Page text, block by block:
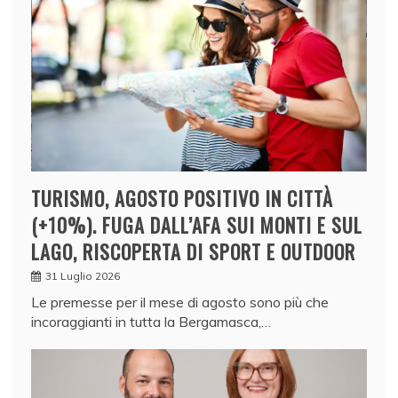
TURISMO, AGOSTO POSITIVO IN CITTÀ
(+10%). FUGA DALL’AFA SUI MONTI E SUL
LAGO, RISCOPERTA DI SPORT E OUTDOOR
31 Luglio 2026
Le premesse per il mese di agosto sono più che
incoraggianti in tutta la Bergamasca,…